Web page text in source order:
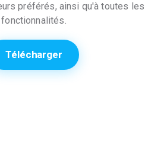
préférés, ainsi qu'à toutes les
fonctionnalités.
Télécharger